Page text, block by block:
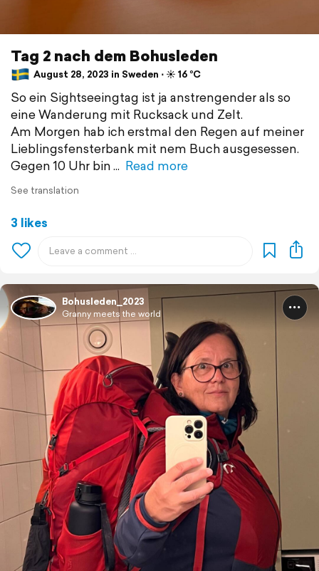
Tag 2 nach dem Bohusleden
August 28, 2023 in Sweden ⋅ ☀️ 16 °C
So ein Sightseeingtag ist ja anstrengender als so
eine Wanderung mit Rucksack und Zelt.
Am Morgen hab ich erstmal den Regen auf meiner
Lieblingsfensterbank mit nem Buch ausgesessen.
Gegen 10 Uhr bin
Read more
See translation
3 likes
Bohusleden_2023
Granny meets the world